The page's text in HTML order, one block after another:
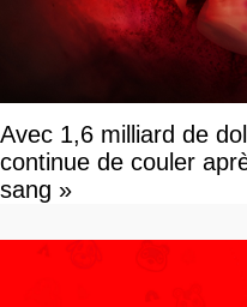
Avec 1,6 milliard de
continue de couler
sang »